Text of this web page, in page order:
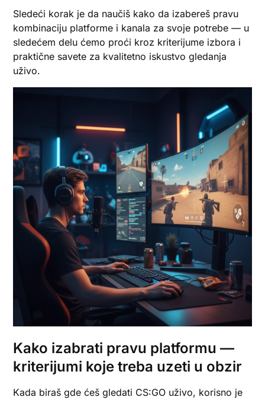
Sledeći korak je da naučiš kako da izabereš pravu
kombinaciju platforme i kanala za svoje potrebe — u
sledećem delu ćemo proći kroz kriterijume izbora i
praktične savete za kvalitetno iskustvo gledanja
uživo.
Kako izabrati pravu platformu —
kriterijumi koje treba uzeti u obzir
Kada biraš gde ćeš gledati CS:GO uživo, korisno je